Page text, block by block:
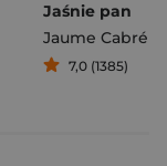
Jaśnie pan
Jaume Cabré
7,0 (1385)